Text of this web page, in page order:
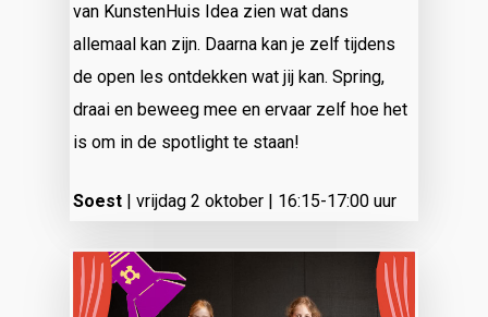
van KunstenHuis Idea zien wat dans
allemaal kan zijn. Daarna kan je zelf tijdens
de open les ontdekken wat jij kan. Spring,
draai en beweeg mee en ervaar zelf hoe het
is om in de spotlight te staan!
Soest |vrijdag 2 oktober | 16:15-17:00 uur